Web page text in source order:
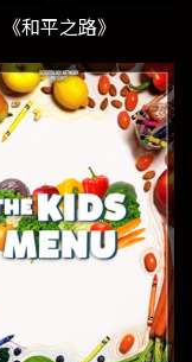
《和平之路》